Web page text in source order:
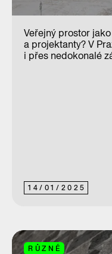
14/ 01/ 2025
Veřejný prostor
a projektanty? V
i přes nedokonalé
RŮZNÉ